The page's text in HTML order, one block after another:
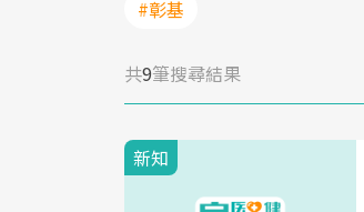
#彰基
共9筆搜尋結果
新知